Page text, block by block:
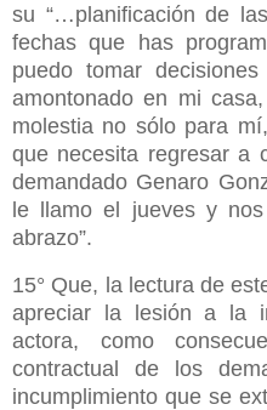
su “…planificación de
fechas que has
puedo tomar
amontonado en mi
molestia no sólo para
que necesita regresar a
demandado Genaro
le llamo el jueves y
abrazo”.
15° Que, la lectura de
apreciar la lesión a la
actora, como
contractual de los
incumplimiento que se